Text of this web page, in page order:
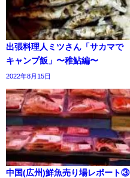
出張料理人ミツさん「サカマで
キャンプ飯」〜稚鮎編〜
2022年8月15日
中国(広州)鮮魚売り場レポート③